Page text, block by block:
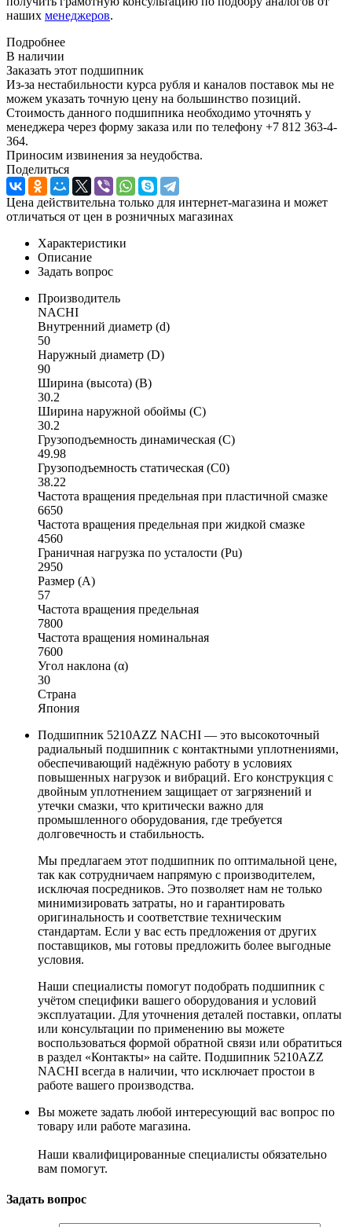
наших менеджеров.
Подробнее
В наличии
Заказать этот подшипник
Из-за нестабильности курса рубля и каналов поставок мы не
можем указать точную цену на большинство позиций.
Стоимость данного подшипника необходимо уточнять у
менеджера через форму заказа или по телефону +7 812 363-4-
364.
Приносим извинения за неудобства.
Поделиться
Цена действительна только для интернет-магазина и может
отличаться от цен в розничных магазинах
Характеристики
Описание
Задать вопрос
Производитель
NACHI
Внутренний диаметр (d)
50
Наружный диаметр (D)
90
Ширина (высота) (B)
30.2
Ширина наружной обоймы (C)
30.2
Грузоподъемность динамическая (C)
49.98
Грузоподъемность статическая (C0)
38.22
Частота вращения предельная при пластичной смазке
6650
Частота вращения предельная при жидкой смазке
4560
Граничная нагрузка по усталости (Pu)
2950
Размер (A)
57
Частота вращения предельная
7800
Частота вращения номинальная
7600
Угол наклона (α)
30
Страна
Япония
Подшипник 5210AZZ NACHI — это высокоточный
радиальный подшипник с контактными уплотнениями,
обеспечивающий надёжную работу в условиях
повышенных нагрузок и вибраций. Его конструкция с
двойным уплотнением защищает от загрязнений и
утечки смазки, что критически важно для
промышленного оборудования, где требуется
долговечность и стабильность.
Мы предлагаем этот подшипник по оптимальной цене,
так как сотрудничаем напрямую с производителем,
исключая посредников. Это позволяет нам не только
минимизировать затраты, но и гарантировать
оригинальность и соответствие техническим
стандартам. Если у вас есть предложения от других
поставщиков, мы готовы предложить более выгодные
условия.
Наши специалисты помогут подобрать подшипник с
учётом специфики вашего оборудования и условий
эксплуатации. Для уточнения деталей поставки, оплаты
или консультации по применению вы можете
воспользоваться формой обратной связи или обратиться
в раздел «Контакты» на сайте. Подшипник 5210AZZ
NACHI всегда в наличии, что исключает простои в
работе вашего производства.
Вы можете задать любой интересующий вас вопрос по
товару или работе магазина.
Наши квалифицированные специалисты обязательно
вам помогут.
Задать вопрос